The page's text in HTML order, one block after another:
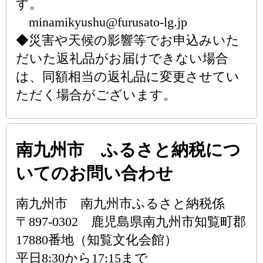
す。
minamikyushu@furusato-lg.jp
◆災害や天候の影響等でお申込みいた
だいた返礼品がお届けできない場合
は、同額相当の返礼品に変更させてい
ただく場合がございます。
南九州市 ふるさと納税につ
いてのお問い合わせ
南九州市 南九州市ふるさと納税係
〒897-0302 鹿児島県南九州市知覧町郡
17880番地（知覧文化会館）
平日8:30から17:15まで